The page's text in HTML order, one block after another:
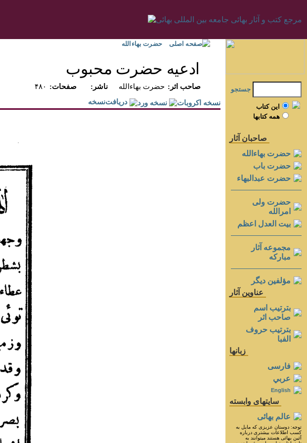
صفحه اصلی حضرت بهاءالله
ادعيه حضرت محبوب
۴۸۰ :صفحات :ناشر حضرت بهاءالله
:صاحب اثر
جستجو
اين کتاب
همه کتابها
صاحبان آثار
حضرت بهاءالله
حضرت باب
حضرت عبدالبهاء
حضرت ولی
امرالله
بيت العدل اعظم
مجموعه آثار
مباركه
مؤلفين ديگر
عناوين آثار
بترتيب اسم
صاحب اثر
بترتيب حروف
الفبا
زبانها
فارسی
عربي
English
سايتهای وابسته
عالم بهائی
توجه: دوستان عزيزى كه مايل به
كسب اطلاعات بيشترى درباره
آئين بهائى هستند ميتوانند به